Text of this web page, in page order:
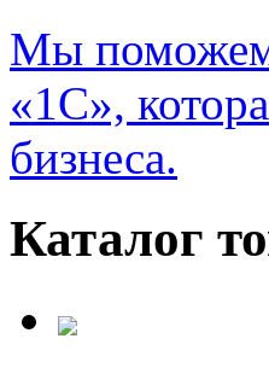
Мы поможем
«1С»,
бизнеса.
Каталог